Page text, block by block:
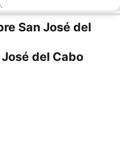
San José del
del Cabo